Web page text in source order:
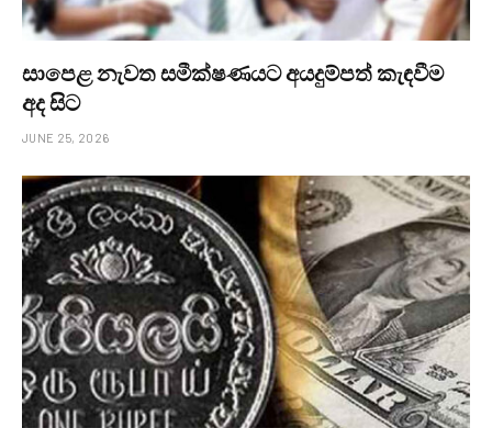
සාපෙළ නැවත සමීක්ෂණයට අයදුම්පත් කැඳවීම
අද සිට
JUNE 25, 2026